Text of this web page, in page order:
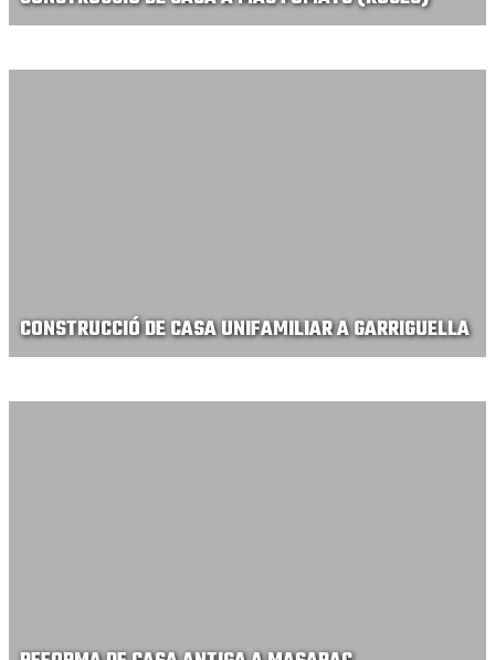
CONSTRUCCIÓ DE CASA UNIFAMILIAR A GARRIGUELLA